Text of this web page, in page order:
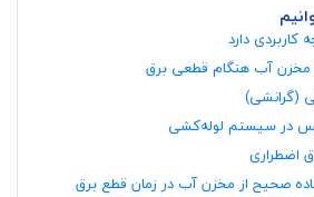
دارد
مخزن آب هنگام قطعی برق
(گرانشی)
در سیستم لوله‌کشی
اضطراری
صحیح از مخزن آب در زمان قطع برق